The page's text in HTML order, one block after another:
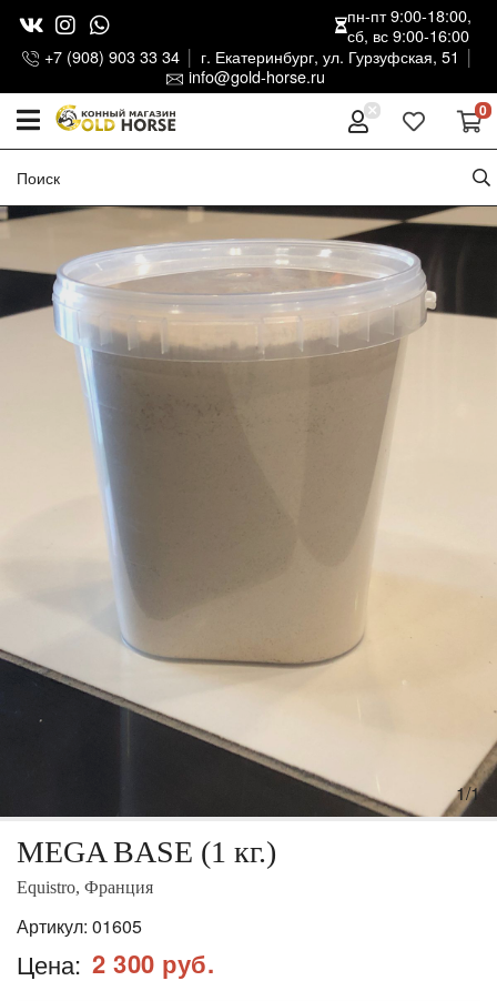
+7 (908) 903 33 34
г. Екатеринбург, ул. Гурзуфская, 51
info@gold-horse.ru
пн-пт 9:00-18:00,
сб, вс 9:00-16:00
0
1/1
MEGA BASE (1 кг.)
Equistro, Франция
Артикул: 01605
Цена: 2 300 руб.